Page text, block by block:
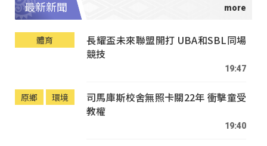
最新新聞
體育
長耀盃未來聯盟開打 UBA和SBL同場
競技
19:47
原鄉 環境
司馬庫斯校舍無照卡關22年 衝擊童受
教權
19:40